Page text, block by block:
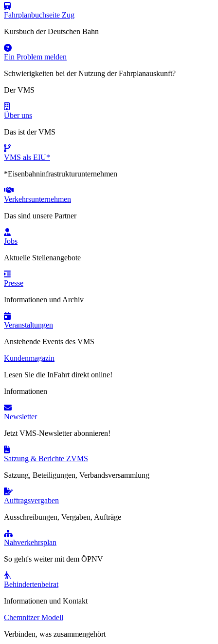
Fahrplanbuchseite Zug
Kursbuch der Deutschen Bahn
Ein Problem melden
Schwierigkeiten bei der Nutzung der Fahrplanauskunft?
Der VMS
Über uns
Das ist der VMS
VMS als EIU*
*Eisenbahninfrastrukturunternehmen
Verkehrsunternehmen
Das sind unsere Partner
Jobs
Aktuelle Stellenangebote
Presse
Informationen und Archiv
Veranstaltungen
Anstehende Events des VMS
Kundenmagazin
Lesen Sie die InFahrt direkt online!
Informationen
Newsletter
Jetzt VMS-Newsletter abonnieren!
Satzung & Berichte ZVMS
Satzung, Beteiligungen, Verbandsversammlung
Auftragsvergaben
Ausschreibungen, Vergaben, Aufträge
Nahverkehrsplan
So geht's weiter mit dem ÖPNV
Behindertenbeirat
Informationen und Kontakt
Chemnitzer Modell
Verbinden, was zusammengehört